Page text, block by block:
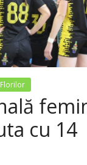
cu 14